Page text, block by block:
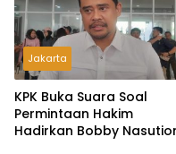
Jakarta
KPK Buka Suara Soal
Permintaan Hakim
Hadirkan Bobby